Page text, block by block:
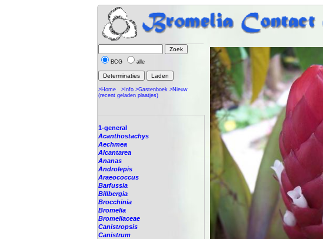
BCG alle
>Home >Info >Gastenboek >Nieuw
(recent geladen plaatjes)
1-general
Acanthostachys
Aechmea
Alcantarea
Ananas
Androlepis
Araeococcus
Barfussia
Billbergia
Brocchinia
Bromelia
Bromeliaceae
Canistropsis
Canistrum